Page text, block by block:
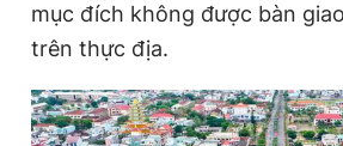
Đọc Thanh Niên trên điện thoại
mục đích không được bàn
trên thực địa.